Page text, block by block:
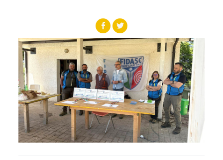
Albo Fornitori
Referenti e gruppi di lavoro regionali
Tecnici
Direttori di Gara
Formazione
Calendario Manifestazioni
Organi di Giustizia - Dispositivi
Modelli e moduli